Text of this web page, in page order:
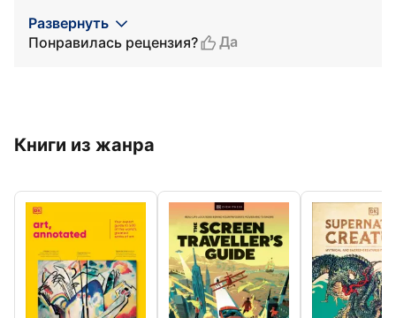
Развернуть
Понравилась рецензия?
Да
Книги из жанра